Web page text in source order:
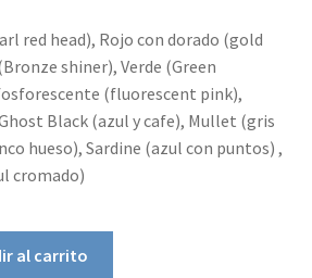
red head), Rojo con dorado (gold
shiner), Verde (Green
(fluorescent pink),
Black (azul y cafe), Mullet (gris
hueso), Sardine (azul con puntos) ,
cromado)
al carrito